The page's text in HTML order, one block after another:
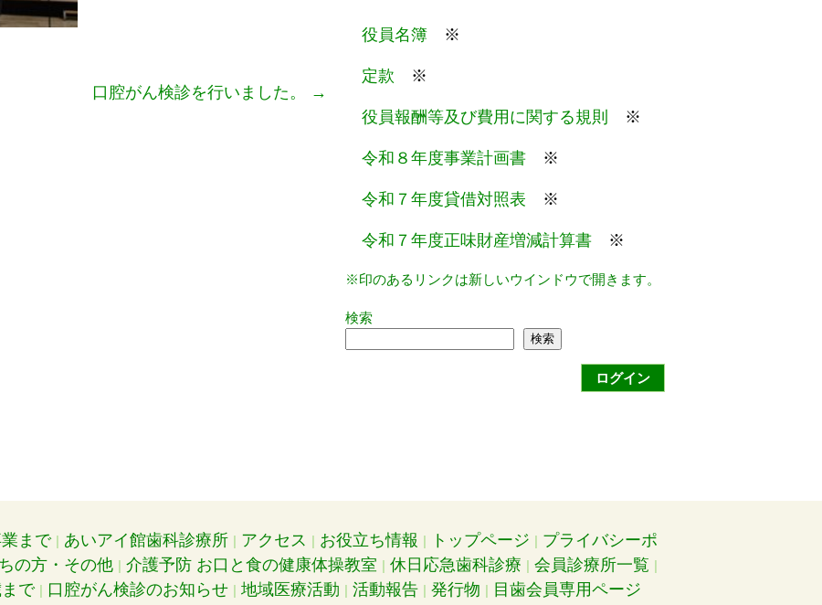
口腔がん検診を行いました。 →
役員名簿 ※
定款 ※
役員報酬等及び費用に関する規則 ※
令和８年度事業計画書 ※
令和７年度貸借対照表 ※
令和７年度正味財産増減計算書 ※
※印のあるリンクは新しいウインドウで開きます。
検索
検索
ログイン
まで あいアイ館歯科診療所 アクセス お役立ち情報 トップページ
プライバシーポ
の方・その他 介護予防 お口と食の健康体操教室 休日応急歯科診療
会員診療所一覧
で 口腔がん検診のお知らせ 地域医療活動 活動報告 発行物 目歯会員専用ページ